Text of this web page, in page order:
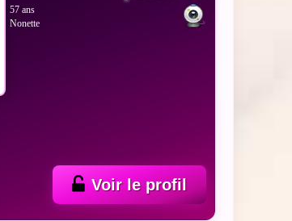
57 ans
Nonette
Voir le profil